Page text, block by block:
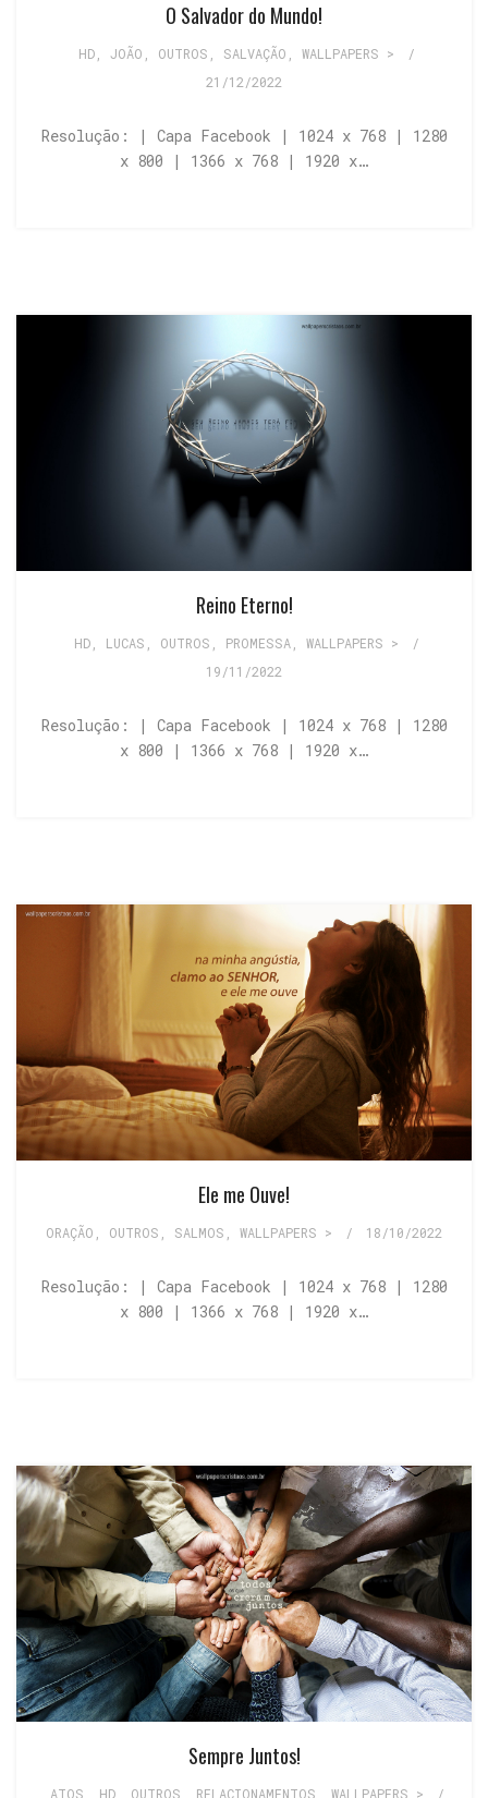
O Salvador do Mundo!
HD JOÃO OUTROS SALVAÇÃO WALLPAPERS >
/
21/12/2022
Resolução: | Capa Facebook | 1024 x 768 | 1280
x 800 | 1366 x 768 | 1920 x…
Reino Eterno!
HD LUCAS OUTROS PROMESSA WALLPAPERS >
/
19/11/2022
Resolução: | Capa Facebook | 1024 x 768 | 1280
x 800 | 1366 x 768 | 1920 x…
Ele me Ouve!
ORAÇÃO OUTROS SALMOS WALLPAPERS > / 18/10/2022
Resolução: | Capa Facebook | 1024 x 768 | 1280
x 800 | 1366 x 768 | 1920 x…
Sempre Juntos!
ATOS HD, OUTROS RELACIONAMENTOS WALLPAPERS > /